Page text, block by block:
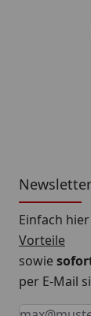
Newsletter
Einfach
Vorteile
sowie
per E-Mail
Keine
Eingabe
E-Mail *